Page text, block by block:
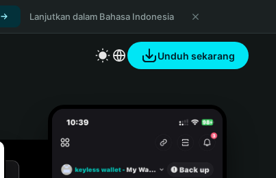
Lanjutkan dalam Bahasa Indonesia
Unduh sekarang